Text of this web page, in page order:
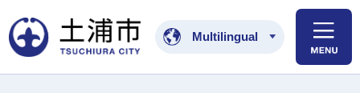
土浦市公式ホームペ
Multilingual